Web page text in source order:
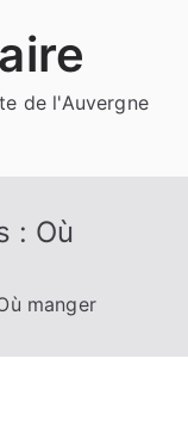
de l'Auvergne
: Où
manger